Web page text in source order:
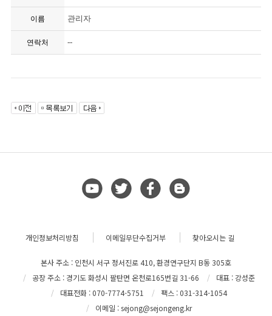
이름 관리자
연락처 --
개인정보처리방침 이메일무단수집거부 찾아오시는 길
본사 주소 : 인천시 서구 정서진로 410, 환경연구단지 B동 305호
공장 주소 : 경기도 화성시 팔탄면 온천로165번길 31-66
대표 : 강성준
대표전화 : 070-7774-5751
팩스 : 031-314-1054
이메일 : sejong@sejongeng.kr